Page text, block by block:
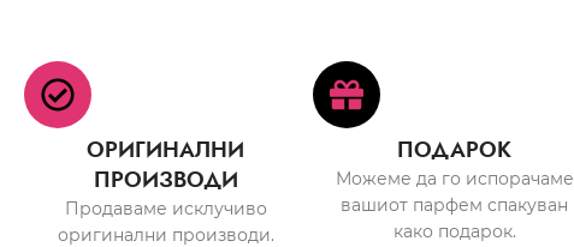
ОРИГИНАЛНИ
ПРОИЗВОДИ
Продаваме исклучиво
оригинални производи.
ПОДАРОК
Можеме да го испорачаме
вашиот парфем спакуван
како подарок.